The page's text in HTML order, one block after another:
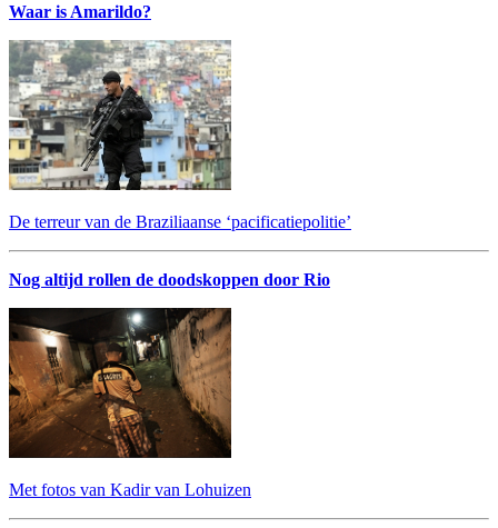
Waar is Amarildo?
De terreur van de Braziliaanse ‘pacificatiepolitie’
Nog altijd rollen de doodskoppen door Rio
Met fotos van Kadir van Lohuizen